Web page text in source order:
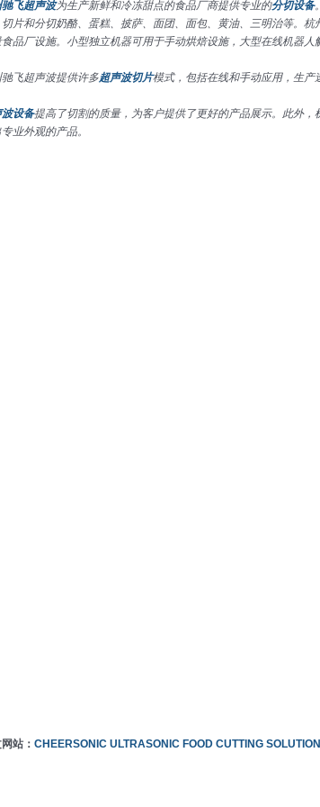
飞超声波为生产新鲜和冷冻甜点的食品厂商提供专业的分切设备
片和分切奶酪、蛋糕、披萨、面团、面包、黄油、三明治等。杭
品厂设施。小型独立机器可用于手动烘焙设施，大型在线机器人
飞超声波提供许多超声波切片模式，包括在线和手动应用，生产
设备提高了切割的质量，为客户提供了更好的产品展示。此外
业外观的产品。
站： CHEERSONIC ULTRASONIC FOOD CUTTING SOLUTION